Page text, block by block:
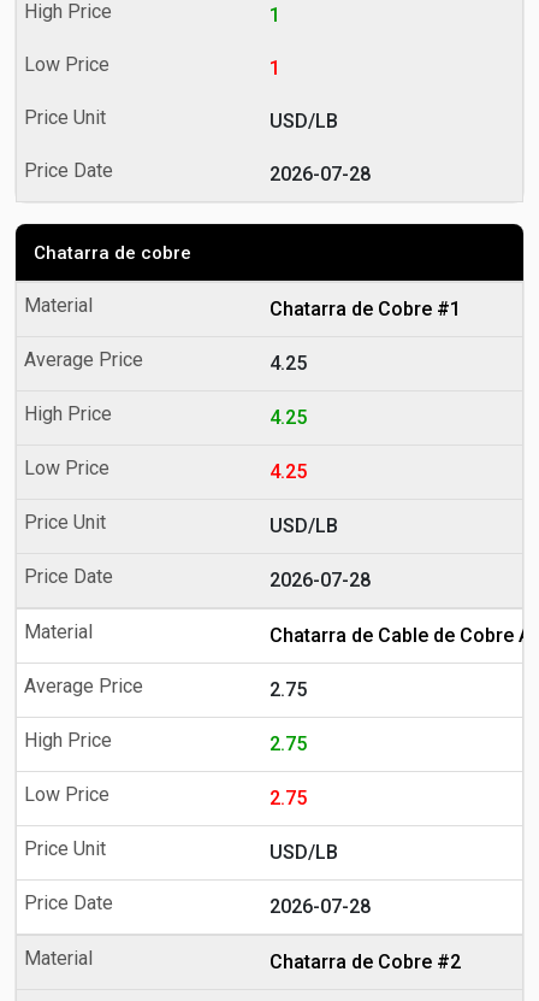
1
1
USD/LB
2026-07-28
Chatarra de cobre
Chatarra de Cobre #1
4.25
4.25
4.25
USD/LB
2026-07-28
Chatarra de Cable de Cobre
2.75
2.75
2.75
USD/LB
2026-07-28
Chatarra de Cobre #2